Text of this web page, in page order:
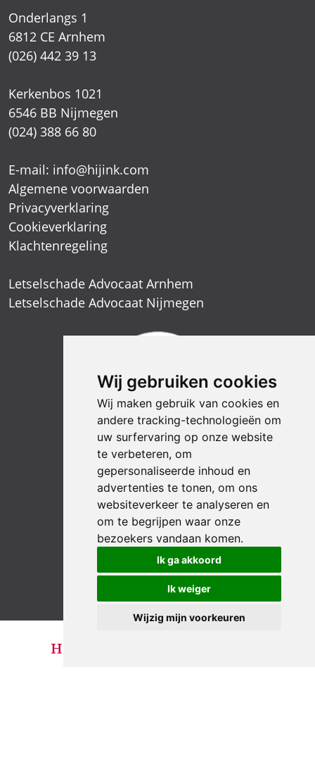
Wij gebruiken cookies
Wij maken gebruik van cookies en
andere tracking-technologieën om
uw surfervaring op onze website
te verbeteren, om
gepersonaliseerde inhoud en
advertenties te tonen, om ons
websiteverkeer te analyseren en
om te begrijpen waar onze
bezoekers vandaan komen.
Ik ga akkoord
Ik weiger
Wijzig mijn voorkeuren
Onderlangs 1
6812 CE Arnhem
(026) 442 39 13
Kerkenbos 1021
6546 BB Nijmegen
(024) 388 66 80
E-mail: info@hijink.com
Algemene voorwaarden
Privacyverklaring
Cookieverklaring
Klachtenregeling
Letselschade Advocaat Arnhem
Letselschade Advocaat Nijmegen
LinkedIn YouTube InstagramFacebook